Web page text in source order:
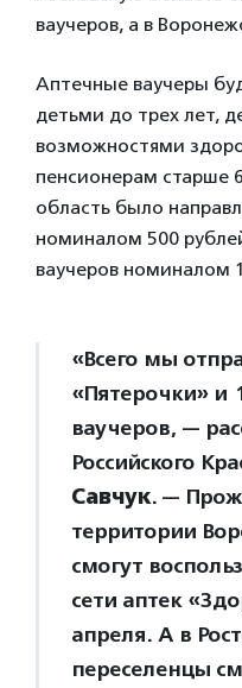
ваучеров, а в
Аптечные ваучеры
детьми до трех лет,
возможностями
пенсионерам старше
область было
номиналом 500
ваучеров номиналом
«Всего мы
«Пятерочки» и
ваучеров, —
Российского
Савчук. —
территории
смогут
сети аптек
апреля. А в
переселенцы